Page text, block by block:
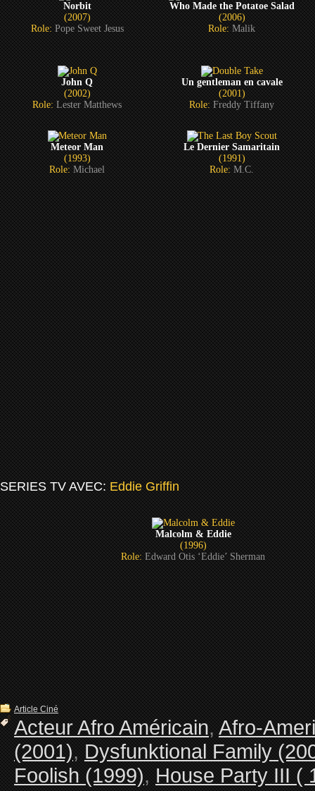
Norbit
(2007)
Role:Pope Sweet Jesus
Who Made the Potatoe Salad
(2006)
Role:Malik
John Q
(2002)
Role:Lester Matthews
Un gentleman en cavale
(2001)
Role:Freddy Tiffany
Meteor Man
(1993)
Role:Michael
Le Dernier Samaritain
(1991)
Role:M.C.
SERIES TV AVEC:Eddie Griffin
Malcolm & Eddie
(1996)
Role:Edward Otis ‘Eddie’ Sherman
Article Ciné
Acteur Afro Américain,Afro-
(2001),Dysfunktional Family
Foolish (1999),House Party III (